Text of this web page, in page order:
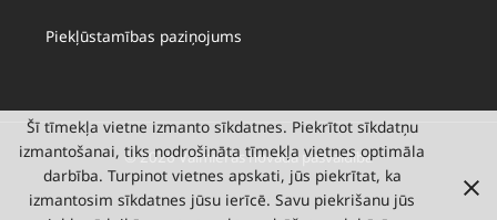
Piekļūstamības paziņojums
© 2026 Valmieras novada pašvaldība
Šī tīmekļa vietne izmanto sīkdatnes. Piekrītot sīkdatņu
izmantošanai, tiks nodrošināta tīmekļa vietnes optimāla
darbība. Turpinot vietnes apskati, jūs piekrītat, ka
izmantosim sīkdatnes jūsu ierīcē. Savu piekrišanu jūs